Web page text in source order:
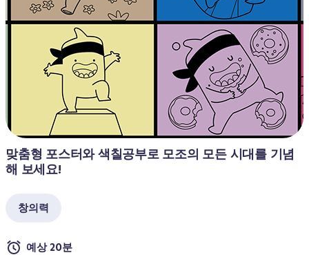
맞춤형 포스터와 색칠공부로 모조의 모든 시대를 기념
해 보세요!
창의력
예상 20분